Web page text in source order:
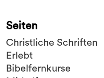
Seiten
Christliche Schriften
Erlebt
Bibelfernkurse